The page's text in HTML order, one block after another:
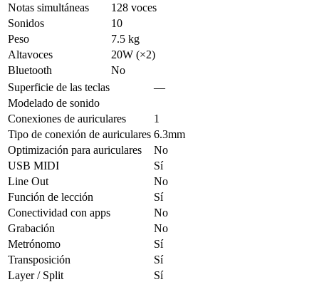
Notas simultáneas
128 voces
Sonidos
10
Peso
7.5 kg
Altavoces
20W (×2)
Bluetooth
No
Superficie de las teclas
—
Modelado de sonido
Conexiones de auriculares
1
Tipo de conexión de auriculares 6.3mm
Optimización para auriculares
No
USB MIDI
Sí
Line Out
No
Función de lección
Sí
Conectividad con apps
No
Grabación
No
Metrónomo
Sí
Transposición
Sí
Layer / Split
Sí